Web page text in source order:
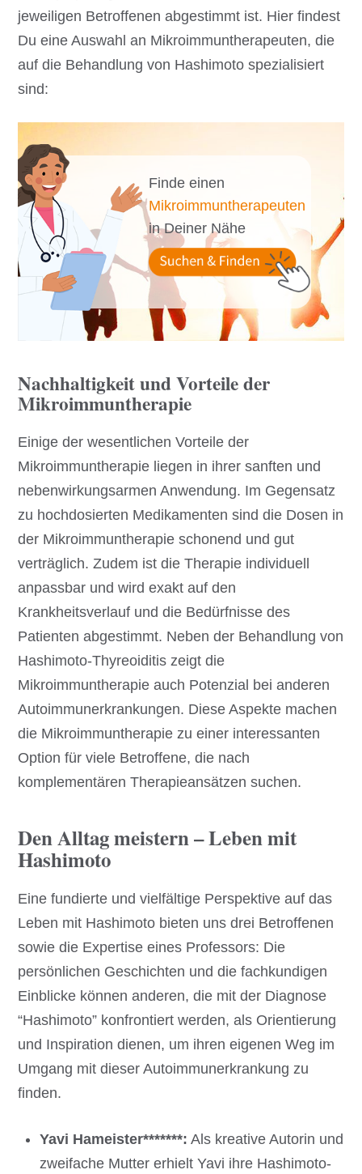
jeweiligen Betroffenen abgestimmt ist. Hier findest
Du eine Auswahl an Mikroimmuntherapeuten, die
auf die Behandlung von Hashimoto spezialisiert
sind:
Finde einen
Mikroimmuntherapeuten
in Deiner Nähe
Nachhaltigkeit und Vorteile der
Mikroimmuntherapie
Einige der wesentlichen Vorteile der
Mikroimmuntherapie liegen in ihrer sanften und
nebenwirkungsarmen Anwendung. Im Gegensatz
zu hochdosierten Medikamenten sind die Dosen in
der Mikroimmuntherapie schonend und gut
verträglich. Zudem ist die Therapie individuell
anpassbar und wird exakt auf den
Krankheitsverlauf und die Bedürfnisse des
Patienten abgestimmt. Neben der Behandlung von
Hashimoto-Thyreoiditis zeigt die
Mikroimmuntherapie auch Potenzial bei anderen
Autoimmunerkrankungen. Diese Aspekte machen
die Mikroimmuntherapie zu einer interessanten
Option für viele Betroffene, die nach
komplementären Therapieansätzen suchen.
Den Alltag meistern – Leben mit
Hashimoto
Eine fundierte und vielfältige Perspektive auf das
Leben mit Hashimoto bieten uns drei Betroffenen
sowie die Expertise eines Professors: Die
persönlichen Geschichten und die fachkundigen
Einblicke können anderen, die mit der Diagnose
“Hashimoto” konfrontiert werden, als Orientierung
und Inspiration dienen, um ihren eigenen Weg im
Umgang mit dieser Autoimmunerkrankung zu
finden.
Yavi Hameister*******: Als kreative Autorin und
zweifache Mutter erhielt Yavi ihre Hashimoto-